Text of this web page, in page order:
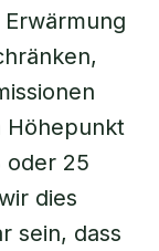
Höhepunkt
oder 25
dies
sein, dass